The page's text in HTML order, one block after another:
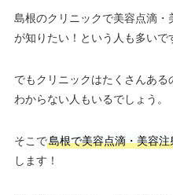
島根のクリニックで美容点滴
が知りたい！という人も多いで
でもクリニックはたくさんあ
わからない人もいるでしょう。
そこで島根で美容点滴・美容
します！